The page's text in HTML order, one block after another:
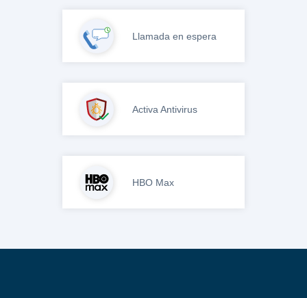
Llamada en espera
Activa Antivirus
HBO Max